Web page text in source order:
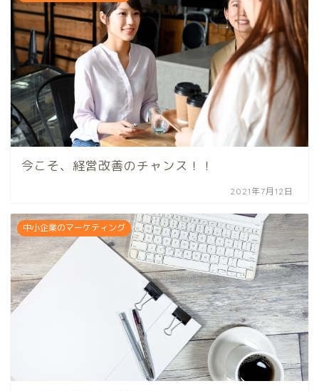
今こそ、経営改善のチャンス！！
2021年7月12日
中小企業のマーケティング